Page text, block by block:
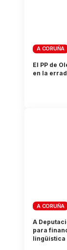
A CORUÑA
El PP de
en la
A CORUÑA
A
para
lingüística